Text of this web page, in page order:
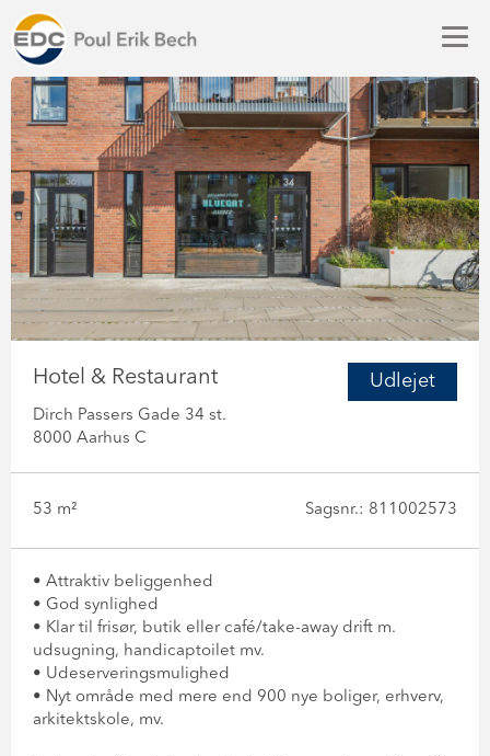
Udlejet
Hotel & Restaurant
Dirch Passers Gade 34 st.
8000 Aarhus C
53 m² Sagsnr.: 811002573
• Attraktiv beliggenhed
• God synlighed
• Klar til frisør, butik eller café/take-away drift m.
udsugning, handicaptoilet mv.
• Udeserveringsmulighed
• Nyt område med mere end 900 nye boliger, erhverv,
arkitektskole, mv.